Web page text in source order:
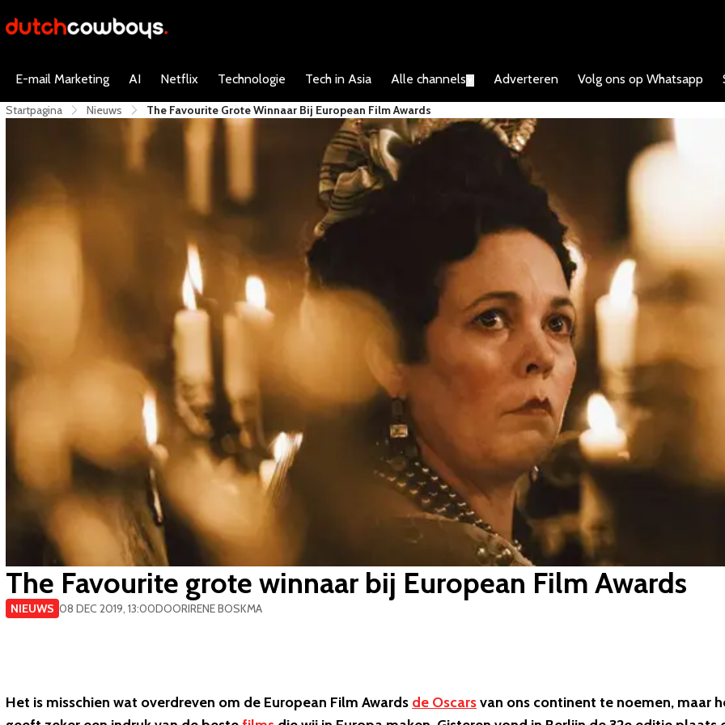
E-mail Marketing AI Netflix Technologie Tech in Asia Alle channels Adverteren Volg ons op Whatsapp
Startpagina Nieuws The Favourite Grote Winnaar Bij European Film Awards
The Favourite grote winnaar bij European Film Awards
NIEUWS 08 DEC 2019, 13:00DOORIRENE BOSKMA
Het is misschien wat overdreven om de European Film Awards de Oscarsvan ons continent te noemen, maar